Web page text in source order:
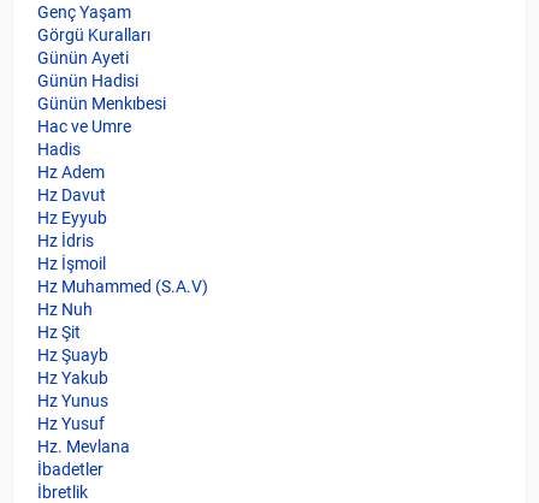
Genç Yaşam
Görgü Kuralları
Günün Ayeti
Günün Hadisi
Günün Menkıbesi
Hac ve Umre
Hadis
Hz Adem
Hz Davut
Hz Eyyub
Hz İdris
Hz İşmoil
Hz Muhammed (S.A.V)
Hz Nuh
Hz Şit
Hz Şuayb
Hz Yakub
Hz Yunus
Hz Yusuf
Hz. Mevlana
İbadetler
İbretlik